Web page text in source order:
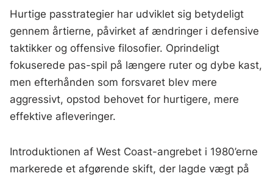
Hurtige passtrategier har udviklet sig betydeligt
gennem årtierne, påvirket af ændringer i defensive
taktikker og offensive filosofier. Oprindeligt
fokuserede pas-spil på længere ruter og dybe kast,
men efterhånden som forsvaret blev mere
aggressivt, opstod behovet for hurtigere, mere
effektive afleveringer.
Introduktionen af West Coast-angrebet i 1980’erne
markerede et afgørende skift, der lagde vægt på